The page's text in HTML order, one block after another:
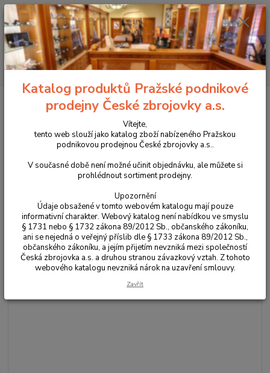
Menu
Hledat
+420 225 375 800
Nůž ANV A100 černý - Logo CZ
Nůž ANV A100 černý - Logo CZ
Katalog produktů Pražské podnikové
prodejny České zbrojovky a.s.
Vítejte,
tento web slouží jako katalog zboží nabízeného Pražskou
podnikovou prodejnou České zbrojovky a.s..
V současné době není možné učinit objednávku, ale můžete si
prohlédnout sortiment prodejny.
Upozornění
Údaje obsažené v tomto webovém katalogu mají pouze
informativní charakter. Webový katalog není nabídkou ve smyslu
§ 1731 nebo § 1732 zákona 89/2012 Sb., občanského zákoníku,
ani se nejedná o veřejný příslib dle § 1733 zákona 89/2012 Sb.,
občanského zákoníku, a jejím přijetím nevzniká mezi společností
Česká zbrojovka a.s. a druhou stranou závazkový vztah. Z tohoto
webového katalogu nevzniká nárok na uzavření smlouvy.
Zavřít